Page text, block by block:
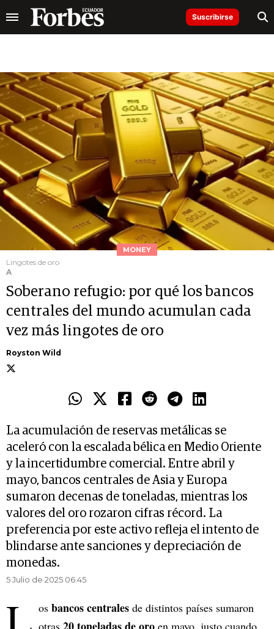
Suscribirse
MONEY
Lingotes de oro
A
Soberano refugio: por qué los bancos
centrales del mundo acumulan cada
vez más lingotes de oro
Royston Wild
La acumulación de reservas metálicas se
aceleró con la escalada bélica en Medio Oriente
y la incertidumbre comercial. Entre abril y
mayo, bancos centrales de Asia y Europa
sumaron decenas de toneladas, mientras los
valores del oro rozaron cifras récord. La
preferencia por este activo refleja el intento de
blindarse ante sanciones y depreciación de
monedas.
5 Julio de 2025 06.45
os bancos centrales de distintos países sumaron
otras
en mayo, justo cuando